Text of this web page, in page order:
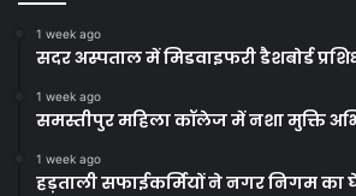
1 week ago
सदर अस्पताल में मिडवाइफरी डैशबोर्ड
1 week ago
समस्तीपुर महिला कॉलेज में नशा मुक्ति
1 week ago
हड़ताली सफाईकर्मियों ने नगर निगम का